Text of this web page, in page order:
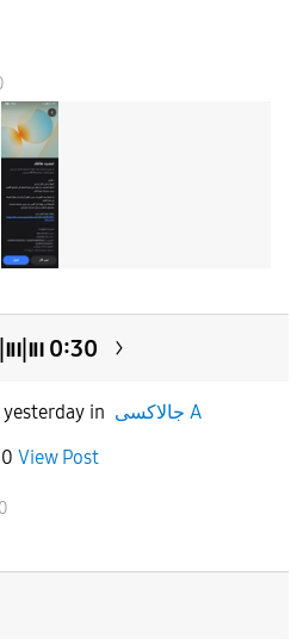
၊|။၊ 0:30
yesterdayin
جالاكسى A
View Post
0